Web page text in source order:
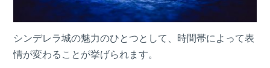
シンデレラ城の魅力のひとつとして、時間帯によって表
情が変わることが挙げられます。